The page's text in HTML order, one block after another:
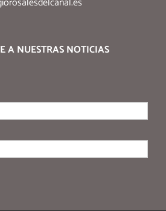
A NUESTRAS NOTICIAS